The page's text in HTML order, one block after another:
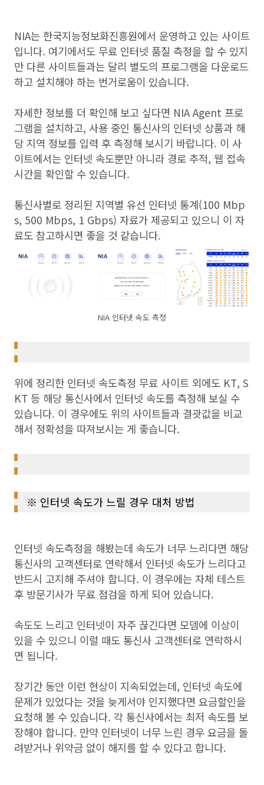
NIA는 한국지능정보화진흥원에서 운영하고 있는 사이트
입니다. 여기에서도 무료 인터넷 품질 측정을 할 수 있지
만 다른 사이트들과는 달리 별도의 프로그램을 다운로드
하고 설치해야 하는 번거로움이 있습니다.
자세한 정보를 더 확인해 보고 싶다면 NIA Agent 프로
그램을 설치하고, 사용 중인 통신사의 인터넷 상품과 해
당 지역 정보를 입력 후 측정해 보시기 바랍니다. 이 사
이트에서는 인터넷 속도뿐만 아니라 경로 추적, 웹 접속
시간을 확인할 수 있습니다.
통신사별로 정리된 지역별 유선 인터넷 통계(100 Mbp
s, 500 Mbps, 1 Gbps) 자료가 제공되고 있으니 이 자
료도 참고하시면 좋을 것 같습니다.
NIA 인터넷 속도 측정
위에 정리한 인터넷 속도측정 무료 사이트 외에도 KT, S
KT 등 해당 통신사에서 인터넷 속도를 측정해 보실 수
있습니다. 이 경우에도 위의 사이트들과 결괏값을 비교
해서 정확성을 따져보시는 게 좋습니다.
※ 인터넷 속도가 느릴 경우 대처 방법
인터넷 속도측정을 해봤는데 속도가 너무 느리다면 해당
통신사의 고객센터로 연락해서 인터넷 속도가 느리다고
반드시 고지해 주셔야 합니다. 이 경우에는 자체 테스트
후 방문기사가 무료 점검을 하게 되어 있습니다.
속도도 느리고 인터넷이 자주 끊긴다면 모뎀에 이상이
있을 수 있으니 이럴 때도 통신사 고객센터로 연락하시
면 됩니다.
장기간 동안 이런 현상이 지속되었는데, 인터넷 속도에
문제가 있었다는 것을 늦게서야 인지했다면 요금할인을
요청해 볼 수 있습니다. 각 통신사에서는 최저 속도를 보
장해야 합니다. 만약 인터넷이 너무 느린 경우 요금을 돌
려받거나 위약금 없이 해지를 할 수 있다고 합니다.